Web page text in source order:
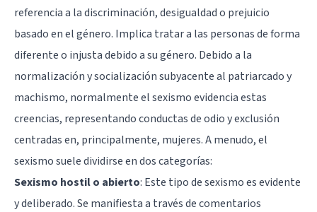
referencia a la discriminación, desigualdad o prejuicio
basado en el género. Implica tratar a las personas de forma
diferente o injusta debido a su género. Debido a la
normalización y socialización subyacente al patriarcado y
machismo, normalmente el sexismo evidencia estas
creencias, representando conductas de odio y exclusión
centradas en, principalmente, mujeres. A menudo, el
sexismo suele dividirse en dos categorías:
Sexismo hostil o abierto: Este tipo de sexismo es evidente
y deliberado. Se manifiesta a través de comentarios